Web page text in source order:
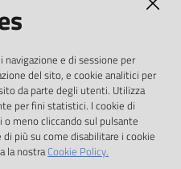
direttiva
d.lgs. 36/2006
e di sessione per
del sito, e cookie analitici per
da parte degli utenti. Utilizza
per fini statistici. I cookie di
meno cliccando sul pulsante
più su come disabilitare i cookie
la nostraCookie Policy.